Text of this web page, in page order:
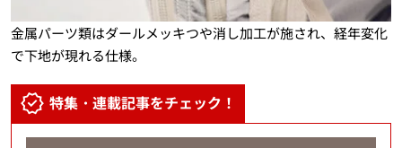
金属パーツ類はダールメッキつや消し加工が施され、経年変化
で下地が現れる仕様。
特集・連載記事をチェック！